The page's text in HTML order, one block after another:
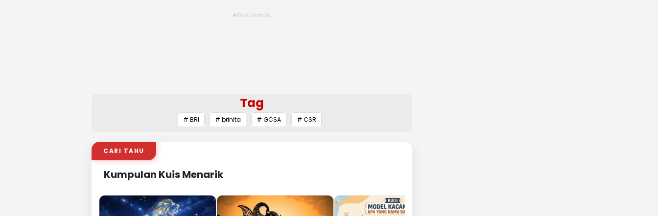
Tag
# BRI # brinita # GCSA # CSR
CARI TAHU
Kumpulan Kuis Menarik